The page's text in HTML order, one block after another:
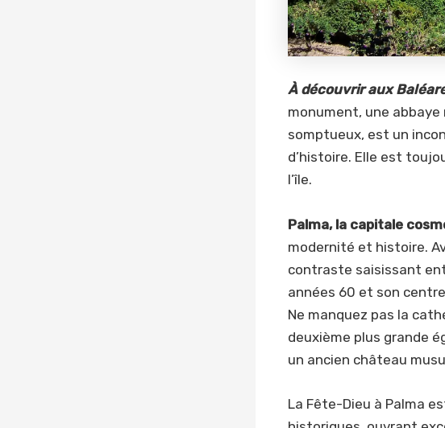
À découvrir aux
monument, une
somptueux, est un
d’histoire. Elle est
l’île.
Palma, la capitale
modernité et histoire.
contraste saisissant
années 60 et son
Ne manquez pas la
deuxième plus grande
un ancien château
La Fête-Dieu à Palma